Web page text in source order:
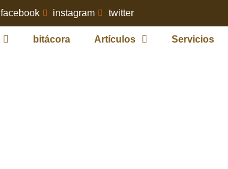
facebook instagram twitter
bitácora Artículos Servicios